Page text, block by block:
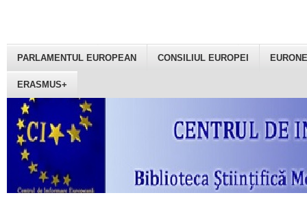
PARLAMENTUL EUROPEAN CONSILIUL EUROPEI
ERASMUS+